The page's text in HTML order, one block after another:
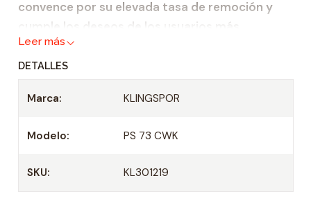
convence por su elevada tasa de remoción y
cumple los deseos de los usuarios más
exigentes. El producto abrasivo está diseñado
especialmente para el mecanizado de
pintura,
masilla. El
embozamiento mínimo
autosujeción
forman parte de las grandes
ventajas que posee estedisco abrasivo. Es
Leer más
DETALLES
Marca: KLINGSPOR
Modelo: PS 73 CWK
SKU: KL301219